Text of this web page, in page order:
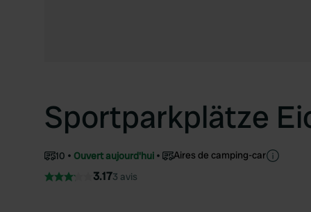
Sportparkplätze
10 Ouvert aujourd'hui Aires de camping-car
3.173 avis